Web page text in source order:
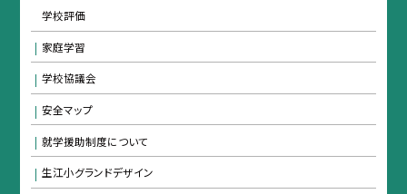
学校評価
家庭学習
学校協議会
安全マップ
就学援助制度について
生江小グランドデザイン